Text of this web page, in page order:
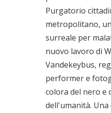
Purgatorio
metropolitano,
surreale per
nuovo lavoro di
Vandekeybus,
performer e
colora del nero e
dell'umanità. Una